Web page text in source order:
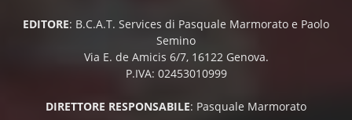
EDITORE: B.C.A.T. Services di Pasquale Marmorato e Paolo
Semino
Via E. de Amicis 6/7, 16122 Genova.
P.IVA: 02453010999
DIRETTORE RESPONSABILE: Pasquale Marmorato